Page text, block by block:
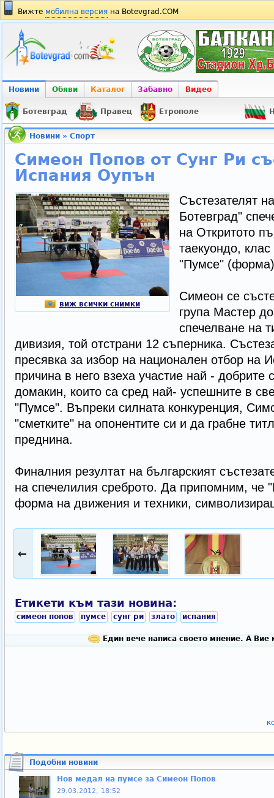
Вижте мобилна версия на Botevgrad.COM
Новини Обяви Каталог Забавно Видео
Ботевград Правец Етрополе
Новини» Спорт
Симеон Попов от Сунг Ри
Испания Оупън
виж всички снимки
Състезателят
Ботевград"
на Откритото
таекуондо,
"Пумсе"
Симеон се
група Мастер
спечелване на
дивизия, той отстрани 12 съперника.
пресявка за избор на национален отбор на
причина в него взеха участие най - добрите
домакин, които са сред най- успешните в
"Пумсе". Въпреки силната конкуренция,
"сметките" на опонентите си и да грабне
преднина.
Финалния резултат на българският
на спечелилия среброто. Да припомним, че
форма на движения и техники,
←
Етикети към тази новина:
симеон попов пумсе сунг ри злато испания
Един вече написа своето мнение. А Вие
Подобни новини
Нов медал на пумсе за Симеон Попов
29.03.2012, 18:52